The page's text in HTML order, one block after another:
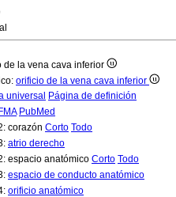
de la vena cava inferior
orificio de la vena cava inferior
universal Página de definición
FMA PubMed
corazón Corto Todo
atrio derecho
espacio anatómico Corto Todo
espacio de conducto anatómico
orificio anatómico